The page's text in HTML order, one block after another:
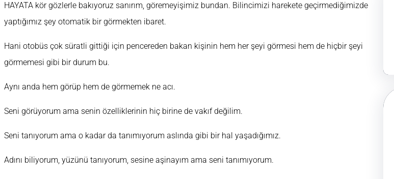
HAYATA kör gözlerle bakıyoruz sanırım, göremeyişimiz bundan. Bilincimizi harekete geçirmediğimizde
yaptığımız şey otomatik bir görmekten ibaret.
Hani otobüs çok süratli gittiği için pencereden bakan kişinin hem her şeyi görmesi hem de hiçbir şeyi
görmemesi gibi bir durum bu.
Aynı anda hem görüp hem de görmemek ne acı.
Seni görüyorum ama senin özelliklerinin hiç birine de vakıf değilim.
Seni tanıyorum ama o kadar da tanımıyorum aslında gibi bir hal yaşadığımız.
Adını biliyorum, yüzünü tanıyorum, sesine aşinayım ama seni tanımıyorum.